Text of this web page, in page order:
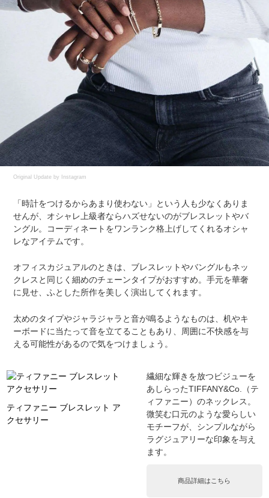
Original Update by Instagram
「時計をつけるからあまり使わない」という人も少なくありま
せんが、オシャレ上級者ならハズせないのがブレスレットやバ
ングル。コーディネートをワンランク格上げしてくれるオシャ
レなアイテムです。
オフィスカジュアルのときは、ブレスレットやバングルもネッ
クレスと同じく細めのチェーンタイプがおすすめ。手元を華奢
に見せ、ふとした所作を美しく演出してくれます。
太めのタイプやジャラジャラと音が鳴るようなものは、机やキ
ーボードに当たって音を立てることもあり、周囲に不快感を与
える可能性があるので気をつけましょう。
ティファニー ブレスレット ア
クセサリー
繊細な輝きを放つビジューを
あしらったTIFFANY&Co.（テ
ィファニー）のネックレス。
微笑む口元のような愛らしい
モチーフが、シンプルながら
ラグジュアリーな印象を与え
ます。
商品詳細はこちら